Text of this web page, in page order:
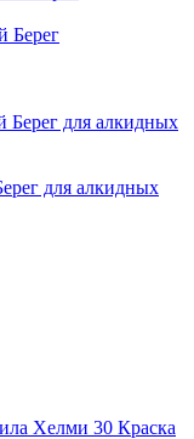
Берег
для алкидных